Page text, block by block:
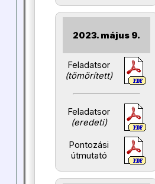
2023. május 9.
Feladatsor
(tömörített)
Feladatsor
(eredeti)
Pontozási
útmutató